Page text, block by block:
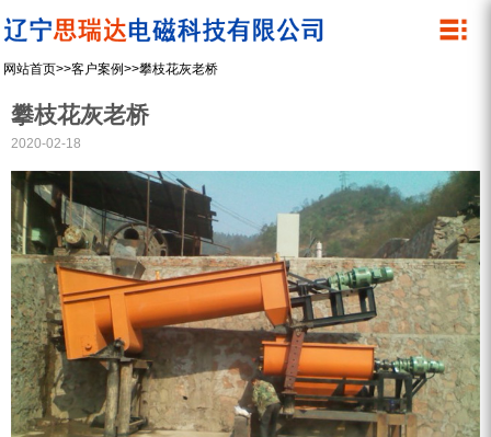
关于我们
企业文化
产品中心
内磁磁选机
湿式筒式磁选机
微细粉干粉螺旋磁选机
永磁滚筒
设备展示
螺旋除铁器
网站首页>>客户案例>>攀枝花灰老桥
攀枝花灰老桥
2020-02-18